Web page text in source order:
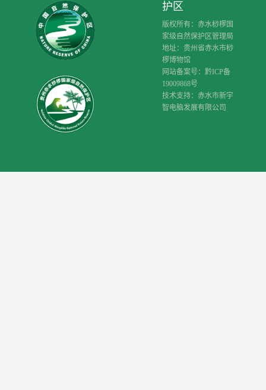
护区
版权所有：赤水桫椤国
家级自然保护区管理局
地址：贵州省赤水市桫
椤博物馆
网站备案号：黔ICP备
19009868号
技术支持：赤水市新宇
智电脑发展有限公司